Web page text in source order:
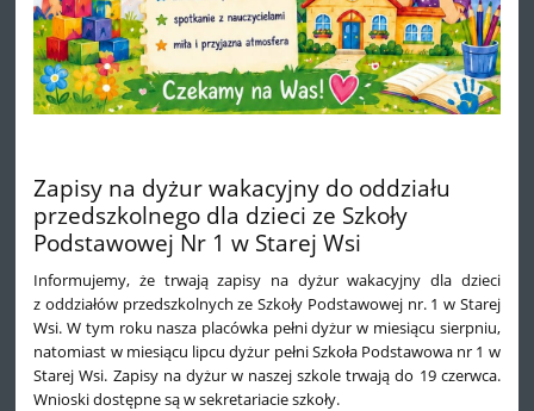
Zapisy na dyżur wakacyjny do oddziału
przedszkolnego dla dzieci ze Szkoły
Podstawowej Nr 1 w Starej Wsi
Informujemy, że trwają zapisy na dyżur wakacyjny dla dzieci
z oddziałów przedszkolnych ze Szkoły Podstawowej nr. 1 w Starej
Wsi. W tym roku nasza placówka pełni dyżur w miesiącu sierpniu,
natomiast w miesiącu lipcu dyżur pełni Szkoła Podstawowa nr 1 w
Starej Wsi. Zapisy na dyżur w naszej szkole trwają do 19 czerwca.
Wnioski dostępne są w sekretariacie szkoły.